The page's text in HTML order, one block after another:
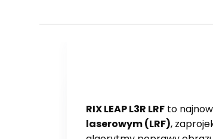
RIX LEAP L3R LRF to
laserowym (LRF),